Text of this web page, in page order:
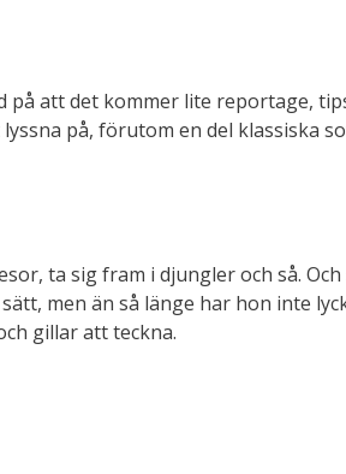
på att det kommer lite reportage,
på, förutom en del klassiska
ta sig fram i djungler och så.
men än så länge har hon inte
gillar att teckna.